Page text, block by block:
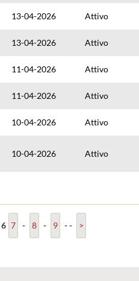
13-04-2026 Attivo
13-04-2026 Attivo
11-04-2026 Attivo
11-04-2026 Attivo
10-04-2026 Attivo
10-04-2026 Attivo
6 7 - 8 - 9 -- >